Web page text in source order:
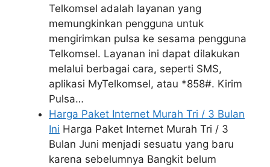
Telkomsel adalah layanan yang
memungkinkan pengguna untuk
mengirimkan pulsa ke sesama pengguna
Telkomsel. Layanan ini dapat dilakukan
melalui berbagai cara, seperti SMS,
aplikasi MyTelkomsel, atau *858#. Kirim
Pulsa…
Harga Paket Internet Murah Tri / 3 Bulan
Ini Harga Paket Internet Murah Tri / 3
Bulan Juni menjadi sesuatu yang baru
karena sebelumnya Bangkit belum